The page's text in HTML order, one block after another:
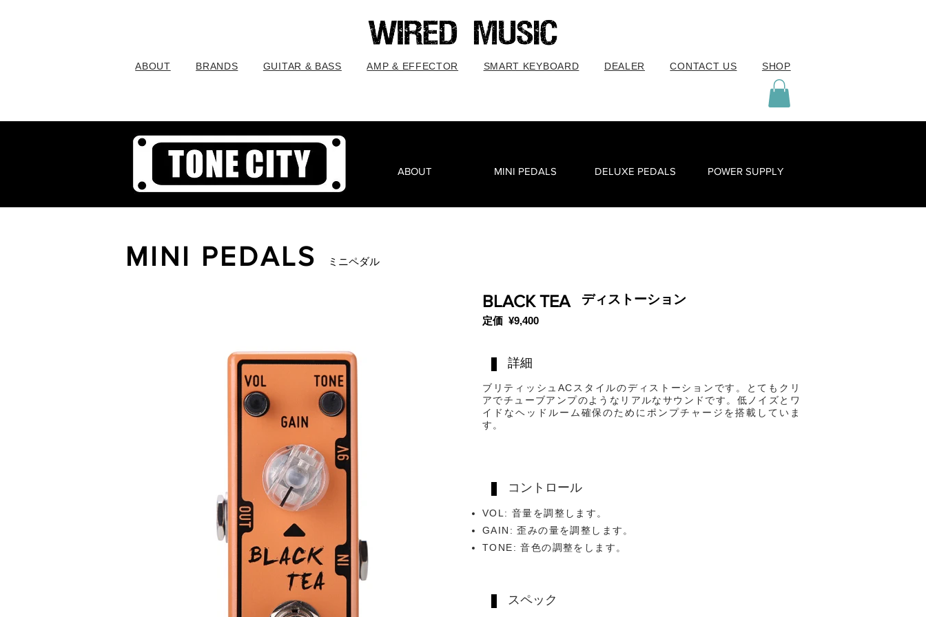
ABOUT BRANDS GUITAR & BASS AMP & EFFECTOR SMART KEYBOARD DEALER CONTACT US SHOP
ABOUT MINI PEDALS DELUXE PEDALS POWER SUPPLY
BLACK TEA ディストーション
​定価 ¥9,400
詳細
ブリティッシュACスタイルのディストーションです。とてもクリ
アでチューブアンプのようなリアルなサウンドです。低ノイズとワ
イドなヘッドルーム確保のためにポンプチャージを搭載していま
す。
コントロール
VOL: 音量を調整します。
GAIN: 歪みの量を調整します。
TONE: 音色の調整をします。
スペック
MINI PEDALS ミニペダル